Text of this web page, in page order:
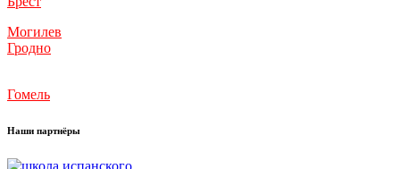
Могилев
Гродно
Гомель
Наши партнёры